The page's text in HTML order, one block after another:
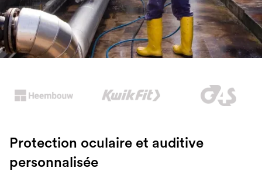
Protection oculaire et auditive
personnalisée